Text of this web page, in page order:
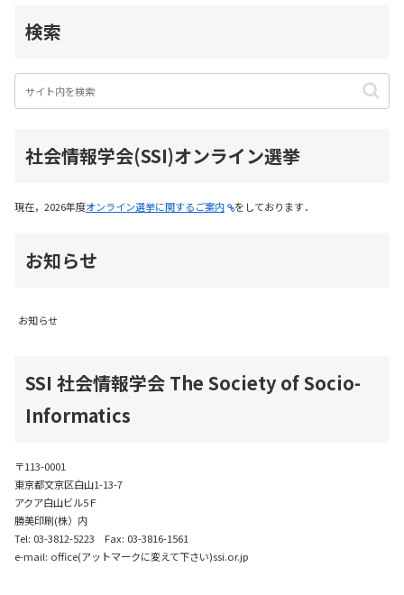
検索
社会情報学会(SSI)オンライン選挙
現在，2026年度オンライン選挙に関するご案内 をしております．
お知らせ
お知らせ
SSI 社会情報学会 The Society of Socio-
Informatics
〒113-0001
東京都文京区白山1-13-7
アクア白山ビル5Ｆ
勝美印刷(株）内
Tel: 03-3812-5223 Fax: 03-3816-1561
e-mail: office(アットマークに変えて下さい)ssi.or.jp